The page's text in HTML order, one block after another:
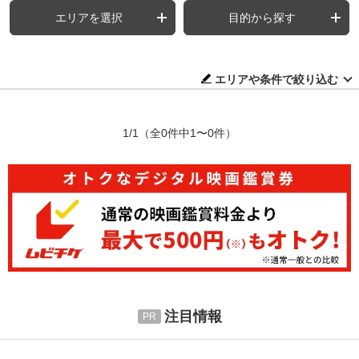
エリアを選択 目的から探す
エリアや条件で絞り込む
1/1 （全0件中1〜0件）
注目情報